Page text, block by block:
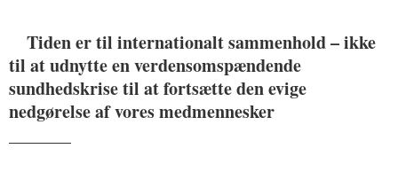
Tiden er til internationalt sammenhold – ikke
til at udnytte en verdensomspændende
sundhedskrise til at fortsætte den evige
nedgørelse af vores medmennesker